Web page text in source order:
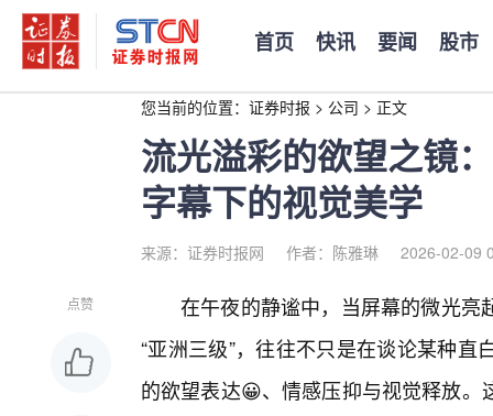
首页 快讯 要闻 股市
您当前的位置： 证券时报 > 公司 > 正文
流光溢彩的欲望之镜
字幕下的视觉美学
来源：证券时报网 作者：陈雅琳 2026-02-09
点赞
在午夜的静谧中，当屏幕的微光亮
“亚洲三级”，往往不只是在谈论某种
的欲望表达😀、情感压抑与视觉释放